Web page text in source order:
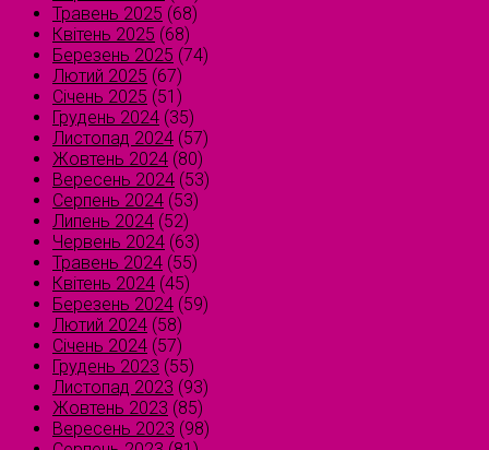
Травень 2025 (68)
Квітень 2025 (68)
Березень 2025 (74)
Лютий 2025 (67)
Січень 2025 (51)
Грудень 2024 (35)
Листопад 2024 (57)
Жовтень 2024 (80)
Вересень 2024 (53)
Серпень 2024 (53)
Липень 2024 (52)
Червень 2024 (63)
Травень 2024 (55)
Квітень 2024 (45)
Березень 2024 (59)
Лютий 2024 (58)
Січень 2024 (57)
Грудень 2023 (55)
Листопад 2023 (93)
Жовтень 2023 (85)
Вересень 2023 (98)